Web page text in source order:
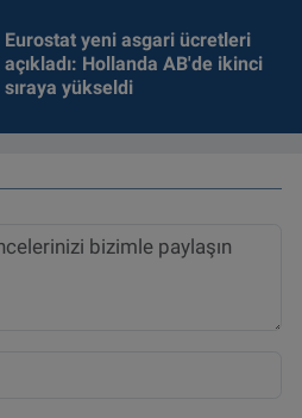
Eurostat yeni asgari ücretleri
açıkladı: Hollanda AB'de ikinci
sıraya yükseldi